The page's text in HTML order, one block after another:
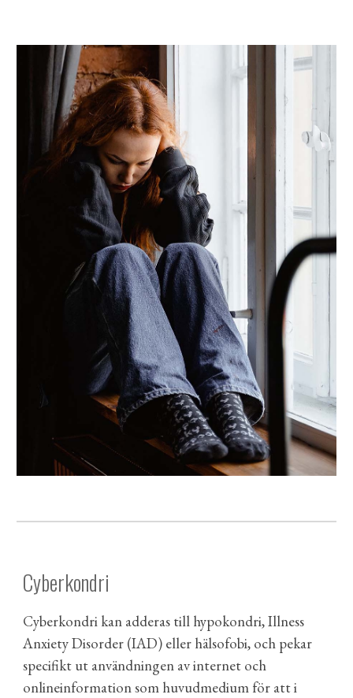
Cyberkondri
Cyberkondri kan adderas till hypokondri, Illness
Anxiety Disorder (IAD) eller hälsofobi, och pekar
specifikt ut användningen av internet och
onlineinformation som huvudmedium för att i